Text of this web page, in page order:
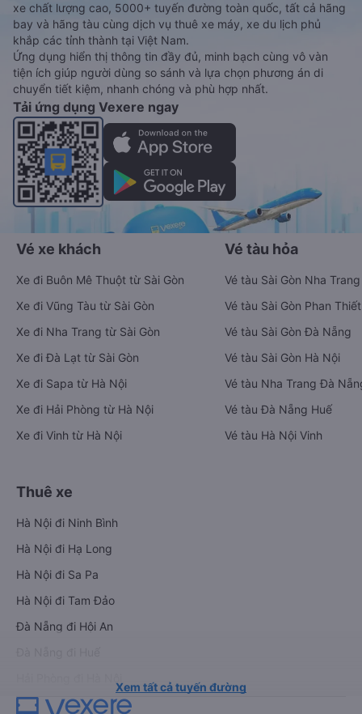
xe chất lượng cao, 5000+ tuyến đường toàn quốc, tất cả hãng
bay và hãng tàu cùng dịch vụ thuê xe máy, xe du lịch phủ
khắp các tỉnh thành tại Việt Nam.
Ứng dụng hiển thị thông tin đầy đủ, minh bạch cùng vô vàn
tiện ích giúp người dùng so sánh và lựa chọn phương án di
chuyển tiết kiệm, nhanh chóng và phù hợp nhất.
Tải ứng dụng Vexere ngay
Vé xe khách
Xe đi Buôn Mê Thuột từ Sài Gòn
Xe đi Vũng Tàu từ Sài Gòn
Xe đi Nha Trang từ Sài Gòn
Xe đi Đà Lạt từ Sài Gòn
Xe đi Sapa từ Hà Nội
Xe đi Hải Phòng từ Hà Nội
Xe đi Vinh từ Hà Nội
Vé tàu hỏa
Vé tàu Sài Gòn Nha Trang
Vé tàu Sài Gòn Phan Thiết
Vé tàu Sài Gòn Đà Nẵng
Vé tàu Sài Gòn Hà Nội
Vé tàu Nha Trang Đà
Vé tàu Đà Nẵng Huế
Vé tàu Hà Nội Vinh
Thuê xe
Hà Nội đi Ninh Bình
Hà Nội đi Hạ Long
Hà Nội đi Sa Pa
Hà Nội đi Tam Đảo
Đà Nẵng đi Hội An
Xem tất cả tuyến đường